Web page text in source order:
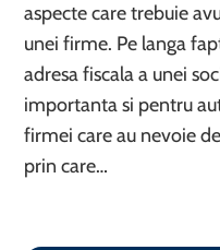
aspecte care trebuie
unei firme. Pe langa
adresa fiscala a unei
importanta si pentru
firmei care au nevoie
prin care…